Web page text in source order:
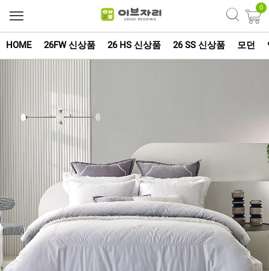
0
HOME 26FW 신상품 26 HS 신상품 26 SS 신상품 모던